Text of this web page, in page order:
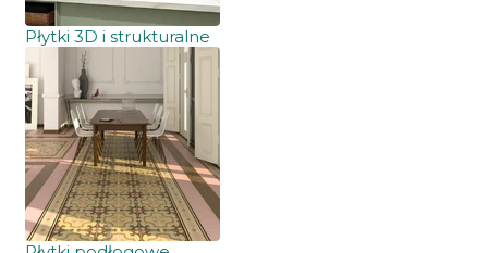
Płytki 3D i strukturalne